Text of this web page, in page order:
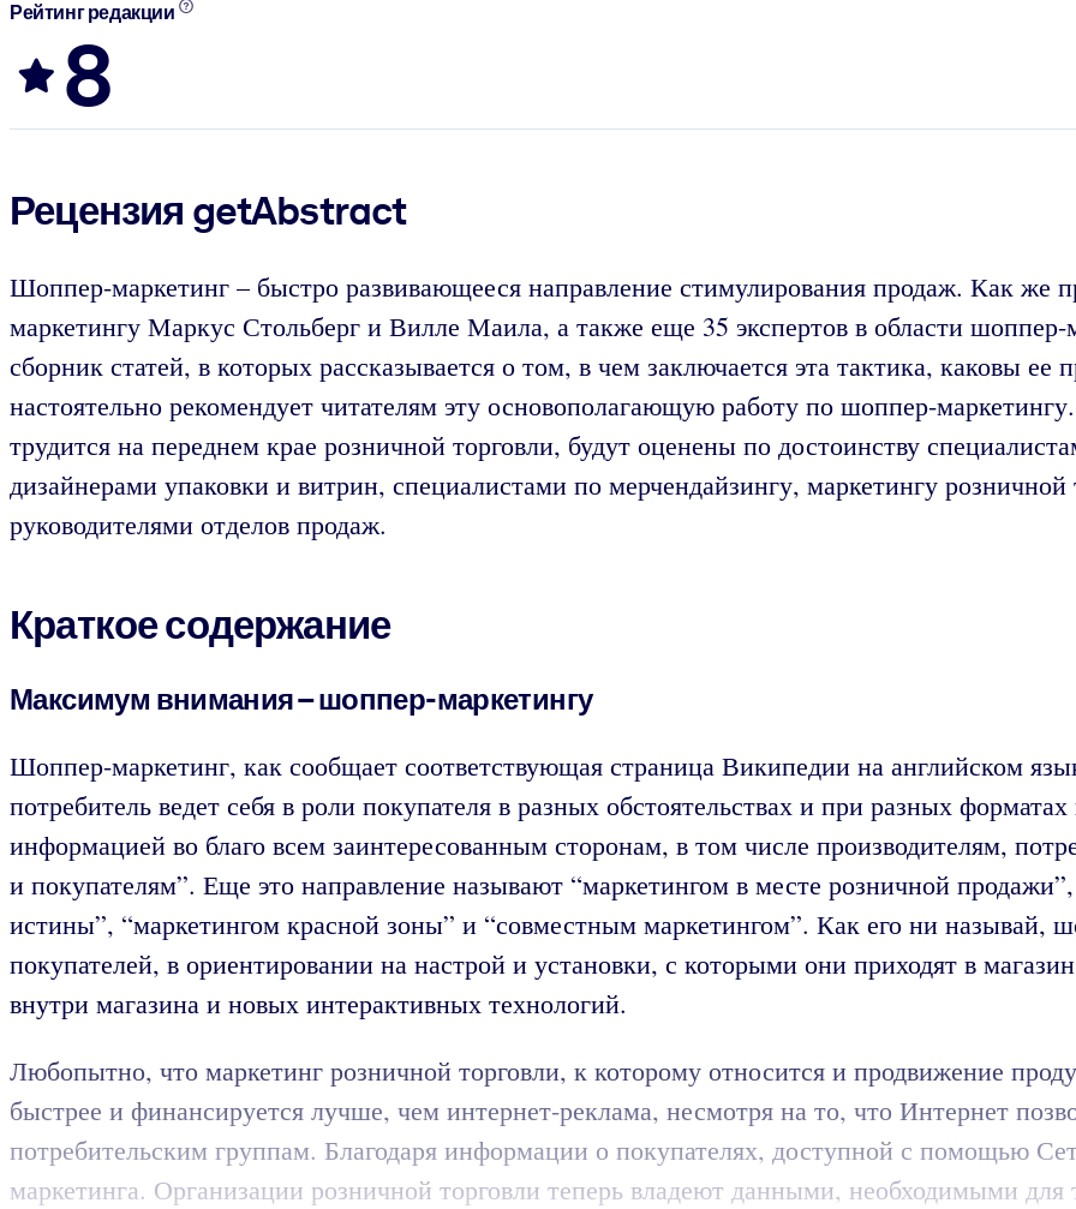
Рейтинг редакции
8
Рецензия getAbstract
Шоппер-маркетинг – быстро развивающееся направление стимулирования продаж. Как же
маркетингу Маркус Стольберг и Вилле Маила, а также еще 35 экспертов в области
сборник статей, в которых рассказывается о том, в чем заключается эта тактика, каковы
настоятельно рекомендует читателям эту основополагающую работу по шоппер-
трудится на переднем крае розничной торговли, будут оценены по достоинству
дизайнерами упаковки и витрин, специалистами по мерчендайзингу, маркетингу розничной
руководителями отделов продаж.
Краткое содержание
Максимум внимания – шоппер-маркетингу
Шоппер-маркетинг, как сообщает соответствующая страница Википедии на английском
потребитель ведет себя в роли покупателя в разных обстоятельствах и при разных
информацией во благо всем заинтересованным сторонам, в том числе производителям,
и покупателям”. Еще это направление называют “маркетингом в месте розничной
истины”, “маркетингом красной зоны” и “совместным маркетингом”. Как его ни называй,
покупателей, в ориентировании на настрой и установки, с которыми они приходят в
внутри магазина и новых интерактивных технологий.
Любопытно, что маркетинг розничной торговли, к которому относится и продвижение
быстрее и финансируется лучше, чем интернет-реклама, несмотря на то, что Интернет
потребительским группам. Благодаря информации о покупателях, доступной с помощью
маркетинга. Организации розничной торговли теперь владеют данными, необходимыми